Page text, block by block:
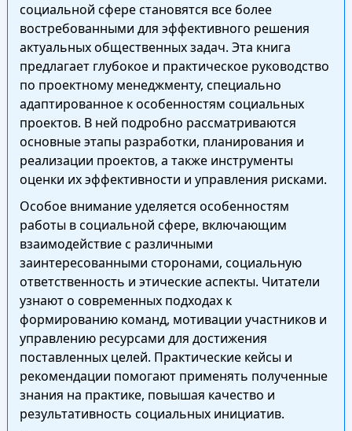
социальной сфере становятся все более
востребованными для эффективного решения
актуальных общественных задач. Эта книга
предлагает глубокое и практическое руководство
по проектному менеджменту, специально
адаптированное к особенностям социальных
проектов. В ней подробно рассматриваются
основные этапы разработки, планирования и
реализации проектов, а также инструменты
оценки их эффективности и управления рисками.
Особое внимание уделяется особенностям
работы в социальной сфере, включающим
взаимодействие с различными
заинтересованными сторонами, социальную
ответственность и этические аспекты. Читатели
узнают о современных подходах к
формированию команд, мотивации участников и
управлению ресурсами для достижения
поставленных целей. Практические кейсы и
рекомендации помогают применять полученные
знания на практике, повышая качество и
результативность социальных инициатив.